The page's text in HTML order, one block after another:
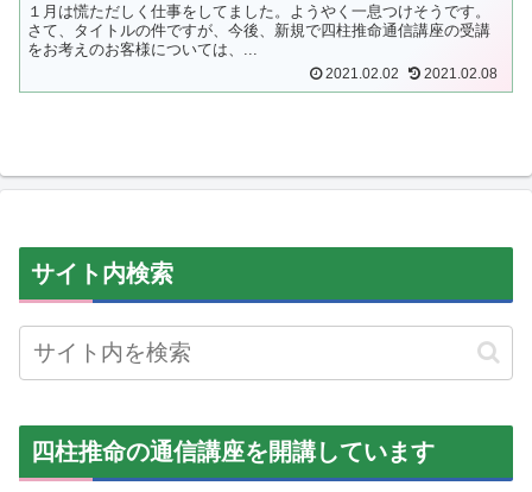
１月は慌ただしく仕事をしてました。ようやく一息つけそうです。
さて、タイトルの件ですが、今後、新規で四柱推命通信講座の受講
をお考えのお客様については、...
2021.02.02 2021.02.08
サイト内検索
四柱推命の通信講座を開講しています